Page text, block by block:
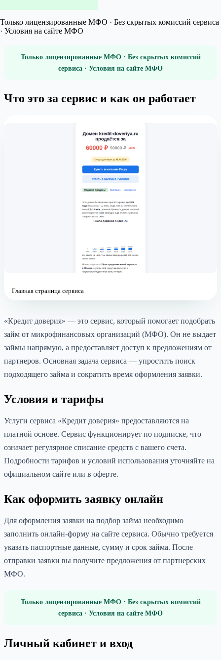
Только лицензированные МФО · Без скрытых комиссий сервиса
· Условия на сайте МФО
Только лицензированные МФО · Без скрытых комиссий
сервиса · Условия на сайте МФО
Что это за сервис и как он работает
Главная страница сервиса
«Кредит доверия» — это сервис, который помогает подобрать
займ от микрофинансовых организаций (МФО). Он не выдает
займы напрямую, а предоставляет доступ к предложениям от
партнеров. Основная задача сервиса — упростить поиск
подходящего займа и сократить время оформления заявки.
Условия и тарифы
Услуги сервиса «Кредит доверия» предоставляются на
платной основе. Сервис функционирует по подписке, что
означает регулярное списание средств с вашего счета.
Подробности тарифов и условий использования уточняйте на
официальном сайте или в оферте.
Как оформить заявку онлайн
Для оформления заявки на подбор займа необходимо
заполнить онлайн-форму на сайте сервиса. Обычно требуется
указать паспортные данные, сумму и срок займа. После
отправки заявки вы получите предложения от партнерских
МФО.
Только лицензированные МФО · Без скрытых комиссий
сервиса · Условия на сайте МФО
Личный кабинет и вход